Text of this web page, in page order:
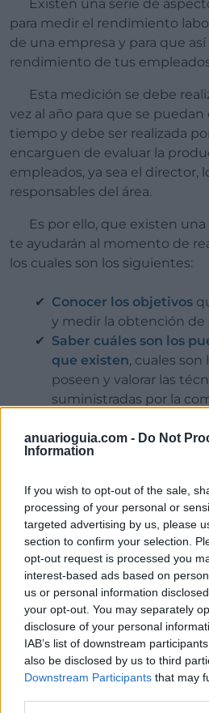
anuarioguia.com - Do Not
Information
If you wish to opt-out of the sale,
processing of your personal or
targeted advertising by us, please
section to confirm your selection.
opt-out request is processed you
interest-based ads based on
us or personal information
your opt-out. You may separately
disclosure of your personal
IAB’s list of downstream
also be disclosed by us to third
Downstream Participants that may
Existen una serie de aspectos que se emplean
para medir el rendimiento
de una empresa y para que
rendimiento de tus
Esta medición se debe realizar por lo menos una
vez al año para que se puedan
tiempo y debe ser realizada
encarguen de evaluar la
empleados, ya sea el director,
responsables del área.
Es por ello, que existen una serie de aspectos que
te ayudarán al momento de
los cuales son los siguientes:
Conocer los objetivos
y medir la obtención de
Saber cuáles son los
que existen, cuales son
poseen y valorar las
suministradas por la
empleado y como
puesto donde se
inconvenientes que se
dentro de una compañía
tareas.
¿Consejos para
desempeño